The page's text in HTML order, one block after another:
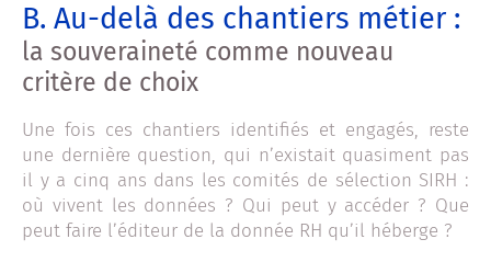
B. Au-delà des chantiers métier :
la souveraineté comme nouveau
critère de choix
Une fois ces chantiers identifiés et engagés, reste
une dernière question, qui n’existait quasiment pas
il y a cinq ans dans les comités de sélection SIRH :
où vivent les données ? Qui peut y accéder ? Que
peut faire l’éditeur de la donnée RH qu’il héberge ?